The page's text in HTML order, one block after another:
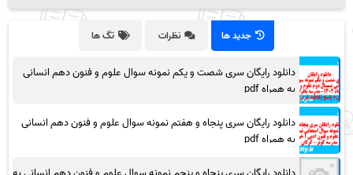
جدید ها نظرات تگ ها
دانلود رایگان سری شصت و یکم نمونه سوال علوم و فنون دهم انسانی
به همراه pdf
دانلود رایگان سری پنجاه و هفتم نمونه سوال علوم و فنون دهم انسانی
به همراه pdf